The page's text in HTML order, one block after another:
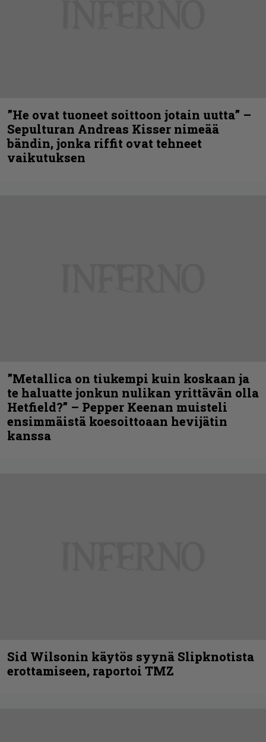
”He ovat tuoneet soittoon jotain uutta” –
Sepulturan Andreas Kisser nimeää
bändin, jonka riffit ovat tehneet
vaikutuksen
”Metallica on tiukempi kuin koskaan ja
te haluatte jonkun nulikan yrittävän olla
Hetfield?” – Pepper Keenan muisteli
ensimmäistä koesoittoaan hevijätin
kanssa
Sid Wilsonin käytös syynä Slipknotista
erottamiseen, raportoi TMZ